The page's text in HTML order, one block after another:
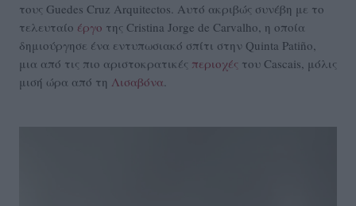
τους Guedes Cruz Arquitectos. Αυτό ακριβώς συνέβη με το
τελευταίο έργο της Cristina Jorge de Carvalho, η οποία
δημιούργησε ένα εντυπωσιακό σπίτι στην Quinta Patiño,
μια από τις πιο αριστοκρατικές περιοχές του Cascais, μόλις
μισή ώρα από τη Λισαβόνα.